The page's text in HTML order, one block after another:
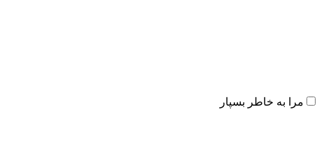
مرا به خاطر بسپار